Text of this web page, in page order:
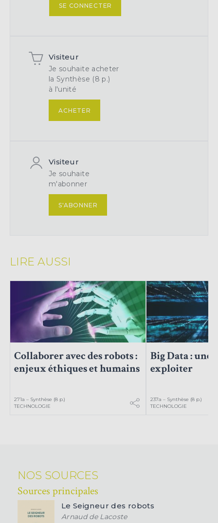
SE CONNECTER
Visiteur
Je souhaite acheter
la Synthèse (8 p.)
à l'unité
ACHETER
Visiteur
Je souhaite
m'abonner
S'ABONNER
LIRE AUSSI
Collaborer avec des robots :
enjeux éthiques et humains
271a – Synthèse (8 p.)
TECHNOLOGIE
Big Data :
exploiter
237a – Synthèse (8 p.)
TECHNOLOGIE
NOS SOURCES
Sources principales
Le Seigneur des robots
Arnaud de Lacoste